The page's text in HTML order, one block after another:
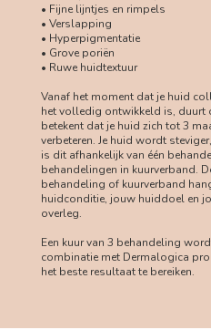
• Fijne lijntjes en rimpels
• Verslapping
• Hyperpigmentatie
• Grove poriën
• Ruwe huidtextuur
Vanaf het moment dat je huid
het volledig ontwikkeld is, duurt
betekent dat je huid zich tot 3
verbeteren. Je huid wordt
is dit afhankelijk van één
behandelingen in kuurverband.
behandeling of kuurverband
huidconditie, jouw huiddoel en
overleg.
Een kuur van 3 behandeling
combinatie met Dermalogica
het beste resultaat te bereiken.